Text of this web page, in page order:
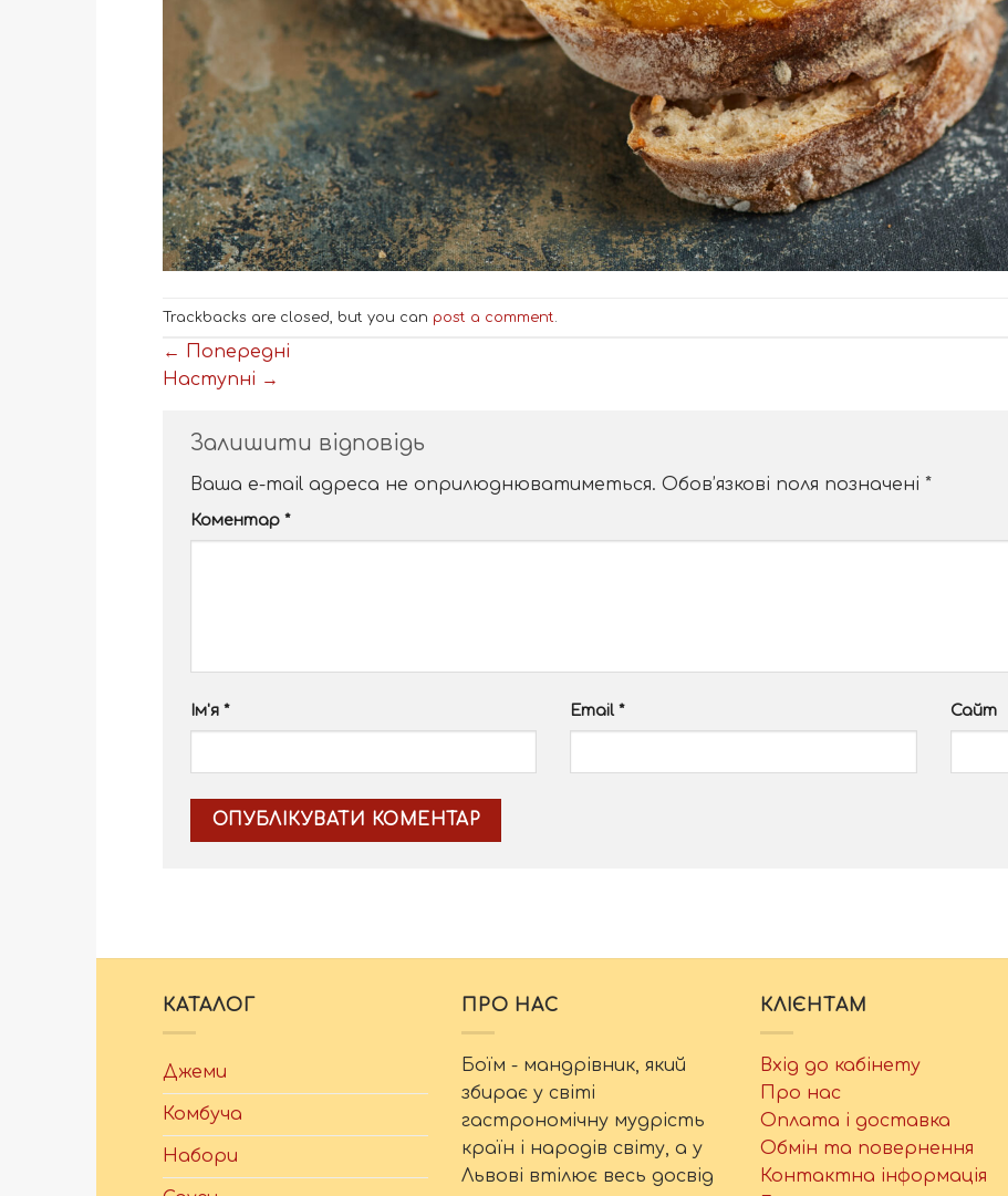
Trackbacks are closed, but you can post a comment
← Попередні
Наступні →
Залишити відповідь
Ваша e-mail адреса не оприлюднюватиметься. Обов’язкові поля позначені *
Коментар *
Ім'я * Email* Сайт
Alternative:
КАТАЛОГ
Джеми
Комбуча
Набори
ПРО НАС
Боїм - мандрівник, який
збирає у світі
гастрономічну мудрість
країн і народів світу, а у
Львові втілює весь досвід
КЛІЄНТАМ
Вхід до кабінету
Про нас
Оплата і доставка
Обмін та повернення
Контактна інформація